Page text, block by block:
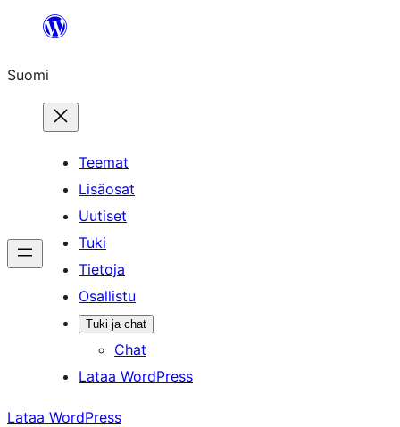
Suomi
Teemat
Lisäosat
Uutiset
Tuki
Tietoja
Osallistu
Tuki ja chat
Chat
Lataa WordPress
Lataa WordPress